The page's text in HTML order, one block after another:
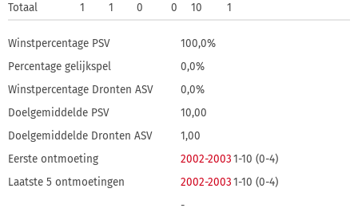
Totaal
1 1 0 0 10 1
Winstpercentage PSV
100,0%
Percentage gelijkspel
0,0%
Winstpercentage Dronten ASV
0,0%
Doelgemiddelde PSV
10,00
Doelgemiddelde Dronten ASV
1,00
Eerste ontmoeting
2002-20031-10 (0-4)
Laatste 5 ontmoetingen
2002-20031-10 (0-4)
-